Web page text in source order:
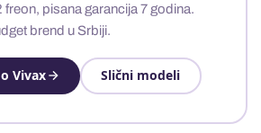
pisana garancija 7 godina.
brend u Srbiji.
Vivax Slični modeli